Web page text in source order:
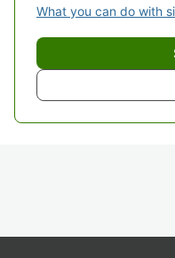
What you can do with